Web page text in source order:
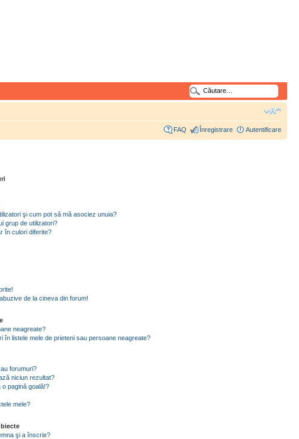
FAQ Înregistrare Autentificare
şi cum pot să mă asociez unuia?
grup de utilizatori?
în culori diferite?
de la cineva din forum!
neagreate?
în listele mele de prieteni sau persoane neagreate?
forumuri?
niciun rezultat?
pagină goală!?
mele?
şi a înscrie?